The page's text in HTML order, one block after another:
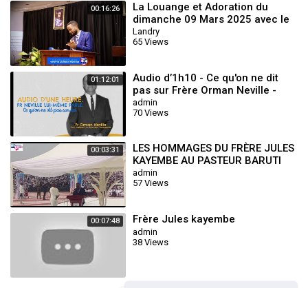
00:16:26
La Louange et Adoration du
dimanche 09 Mars 2025 avec le
Frère Seth Mulumba
Landry
65 Views
01:12:01
Audio d’1h10 - Ce qu'on ne dit
pas sur Frère Orman Neville -
Frère Neville parle | William Bran
admin
70 Views
00:03:31
LES HOMMAGES DU FRÈRE JULES
KAYEMBE AU PASTEUR BARUTI
KASONGO
admin
57 Views
00:07:48 Frère Jules kayembe
admin
38 Views